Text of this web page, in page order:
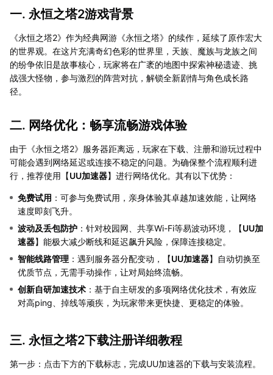
一. 永恒之塔2游戏背景
《永恒之塔2》作为经典网游《永恒之塔》的续作，延续了原作宏大
的世界观。在这片充满奇幻色彩的世界里，天族、魔族与龙族之间
的纷争依旧是故事核心，玩家将在广袤的地图中探索神秘遗迹、挑
战强大怪物，参与激烈的阵营对抗，解锁全新剧情与角色成长路
径。
二. 网络优化：畅享流畅游戏体验
由于《永恒之塔2》服务器距离远，玩家在下载、注册和游玩过程中
可能会遇到网络延迟或连接不稳定的问题。为确保整个流程顺利进
行，推荐使用【UU加速器】进行网络优化。其有以下优势：
免费试用 ：可参与免费试用，亲身体验其卓越加速效能，让网络
速度即刻飞升。
波动及丢包防护 ：针对校园网、共享Wi-Fi等易波动环境，【UU加
速器】能极大减少断线和延迟飙升风险，保障连接稳定。
智能线路管理 ：遇到服务器分配变动，【UU加速器】自动切换至
优质节点，无需手动操作，让对局始终流畅。
创新自研加速技术 ：基于自主研发的多项网络优化技术，有效应
对高ping、掉线等顽疾，为玩家带来更快捷、更稳定的体验。
三. 永恒之塔2下载注册详细教程
第一步：点击下方的下载标志，完成UU加速器的下载与安装流程。